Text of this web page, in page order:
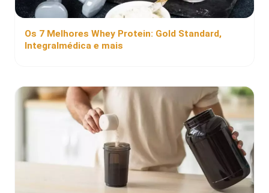
Os 7 Melhores Whey Protein: Gold Standard,
Integralmédica e mais